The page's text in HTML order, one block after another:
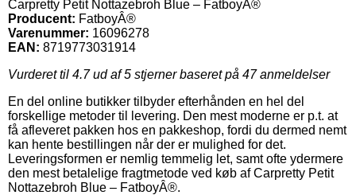
Carpretty Petit Nottazebroh Blue – FatboyÂ®
Producent: FatboyÂ®
Varenummer: 16096278
EAN: 8719773031914
Vurderet til 4.7ud af 5 stjerner baseret på 47anmeldelser
En del online butikker tilbyder efterhånden en hel del
forskellige metoder til levering. Den mest moderne er p.t. at
få afleveret pakken hos en pakkeshop, fordi du dermed nemt
kan hente bestillingen når der er mulighed for det.
Leveringsformen er nemlig temmelig let, samt ofte ydermere
den mest betalelige fragtmetode ved køb af Carpretty Petit
Nottazebroh Blue – FatboyÂ®.